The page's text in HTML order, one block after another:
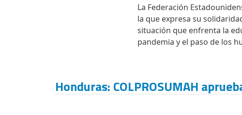
La Federación
la que expresa su
situación que enfrenta la
pandemia y el paso de los
Honduras: COLPROSUMAH